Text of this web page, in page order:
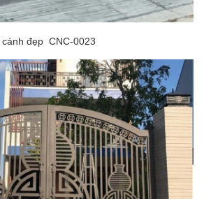
đẹp CNC-0023